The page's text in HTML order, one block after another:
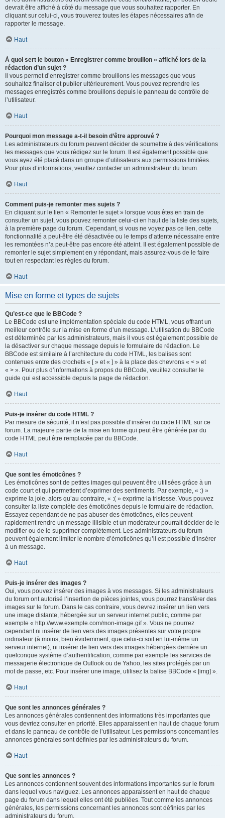
devrait être affiché à côté du message que vous souhaitez rapporter. En
cliquant sur celui-ci, vous trouverez toutes les étapes nécessaires afin de
rapporter le message.
Haut
À quoi sert le bouton « Enregistrer comme brouillon » affiché lors de la
rédaction d’un sujet ?
Il vous permet d’enregistrer comme brouillons les messages que vous
souhaitez finaliser et publier ultérieurement. Vous pouvez reprendre les
messages enregistrés comme brouillons depuis le panneau de contrôle de
l’utilisateur.
Haut
Pourquoi mon message a-t-il besoin d’être approuvé ?
Les administrateurs du forum peuvent décider de soumettre à des vérifications
les messages que vous rédigez sur le forum. Il est également possible que
vous ayez été placé dans un groupe d’utilisateurs aux permissions limitées.
Pour plus d’informations, veuillez contacter un administrateur du forum.
Haut
Comment puis-je remonter mes sujets ?
En cliquant sur le lien « Remonter le sujet » lorsque vous êtes en train de
consulter un sujet, vous pouvez remonter celui-ci en haut de la liste des sujets,
à la première page du forum. Cependant, si vous ne voyez pas ce lien, cette
fonctionnalité a peut-être été désactivée ou le temps d’attente nécessaire entre
les remontées n’a peut-être pas encore été atteint. Il est également possible de
remonter le sujet simplement en y répondant, mais assurez-vous de le faire
tout en respectant les règles du forum.
Haut
Mise en forme et types de sujets
Qu’est-ce que le BBCode ?
Le BBCode est une implémentation spéciale du code HTML, vous offrant un
meilleur contrôle sur la mise en forme d’un message. L’utilisation du BBCode
est déterminée par les administrateurs, mais il vous est également possible de
la désactiver sur chaque message depuis le formulaire de rédaction. Le
BBCode est similaire à l’architecture du code HTML, les balises sont
contenues entre des crochets « [ » et « ] » à la place des chevrons « < » et
« > ». Pour plus d’informations à propos du BBCode, veuillez consulter le
guide qui est accessible depuis la page de rédaction.
Haut
Puis-je insérer du code HTML ?
Par mesure de sécurité, il n’est pas possible d’insérer du code HTML sur ce
forum. La majeure partie de la mise en forme qui peut être générée par du
code HTML peut être remplacée par du BBCode.
Haut
Que sont les émoticônes ?
Les émoticônes sont de petites images qui peuvent être utilisées grâce à un
code court et qui permettent d’exprimer des sentiments. Par exemple, « :) »
exprime la joie, alors qu’au contraire, « :( » exprime la tristesse. Vous pouvez
consulter la liste complète des émoticônes depuis le formulaire de rédaction.
Essayez cependant de ne pas abuser des émoticônes, elles peuvent
rapidement rendre un message illisible et un modérateur pourrait décider de le
modifier ou de le supprimer complètement. Les administrateurs du forum
peuvent également limiter le nombre d’émoticônes qu’il est possible d’insérer
à un message.
Haut
Puis-je insérer des images ?
Oui, vous pouvez insérer des images à vos messages. Si les administrateurs
du forum ont autorisé l’insertion de pièces jointes, vous pourrez transférer des
images sur le forum. Dans le cas contraire, vous devrez insérer un lien vers
une image distante, hébergée sur un serveur internet public, comme par
exemple « http://www.exemple.com/mon-image.gif ». Vous ne pourrez
cependant ni insérer de lien vers des images présentes sur votre propre
ordinateur (à moins, bien évidemment, que celui-ci soit en lui-même un
serveur internet), ni insérer de lien vers des images hébergées derrière un
quelconque système d’authentification, comme par exemple les services de
messagerie électronique de Outlook ou de Yahoo, les sites protégés par un
mot de passe, etc. Pour insérer une image, utilisez la balise BBCode « [img] ».
Haut
Que sont les annonces générales ?
Les annonces générales contiennent des informations très importantes que
vous devriez consulter en priorité. Elles apparaissent en haut de chaque forum
et dans le panneau de contrôle de l’utilisateur. Les permissions concernant les
annonces générales sont définies par les administrateurs du forum.
Haut
Que sont les annonces ?
Les annonces contiennent souvent des informations importantes sur le forum
dans lequel vous naviguez. Les annonces apparaissent en haut de chaque
page du forum dans lequel elles ont été publiées. Tout comme les annonces
générales, les permissions concernant les annonces sont définies par les
administrateurs du forum.